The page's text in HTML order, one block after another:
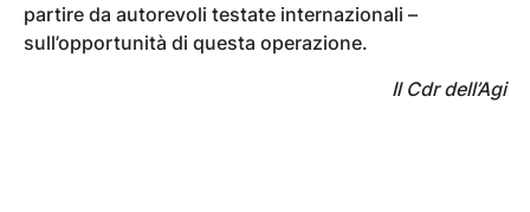
partire da autorevoli testate internazionali –
sull’opportunità di questa operazione.
Il Cdr dell’Agi